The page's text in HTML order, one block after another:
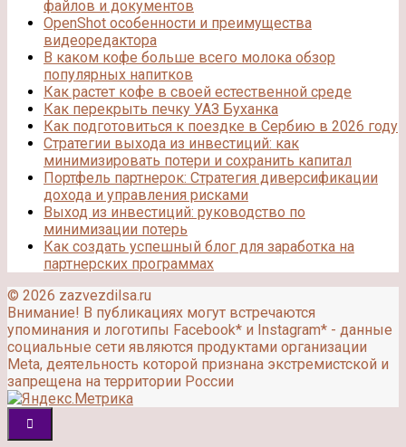
файлов и документов
OpenShot особенности и преимущества
видеоредактора
В каком кофе больше всего молока обзор
популярных напитков
Как растет кофе в своей естественной среде
Как перекрыть печку УАЗ Буханка
Как подготовиться к поездке в Сербию в 2026 году
Стратегии выхода из инвестиций: как
минимизировать потери и сохранить капитал
Портфель партнерок: Стратегия диверсификации
дохода и управления рисками
Выход из инвестиций: руководство по
минимизации потерь
Как создать успешный блог для заработка на
партнерских программах
© 2026 zazvezdilsa.ru
Внимание! В публикациях могут встречаются
упоминания и логотипы Facebook* и Instagram* - данные
социальные сети являются продуктами организации
Meta, деятельность которой признана экстремистской и
запрещена на территории России